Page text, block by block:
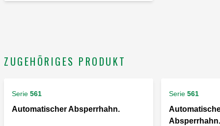
ZUGEHÖRIGES PRODUKT
Serie 561
Automatischer Absperrhahn.
Serie 561